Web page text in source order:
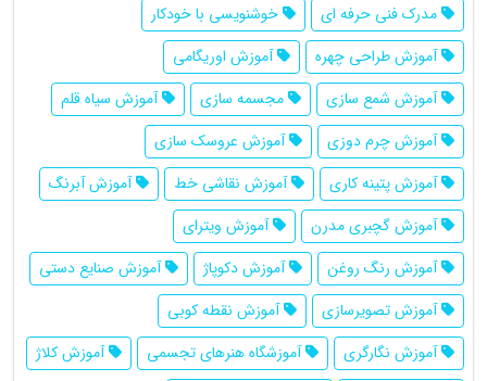
مدرک فنی حرفه ای
خوشنویسی با خودکار
آموزش طراحی چهره
آموزش اوریگامی
آموزش شمع سازی
مجسمه سازی
آموزش سیاه قلم
آموزش چرم دوزی
آموزش عروسک سازی
آموزش پتینه کاری
آموزش نقاشی خط
آموزش آبرنگ
آموزش گچبری مدرن
آموزش ویترای
آموزش رنگ روغن
آموزش دکوپاژ
آموزش صنایع دستی
آموزش تصویرسازی
آموزش نقطه کوبی
آموزش نگارگری
آموزشگاه هنرهای تجسمی
آموزش کلاژ